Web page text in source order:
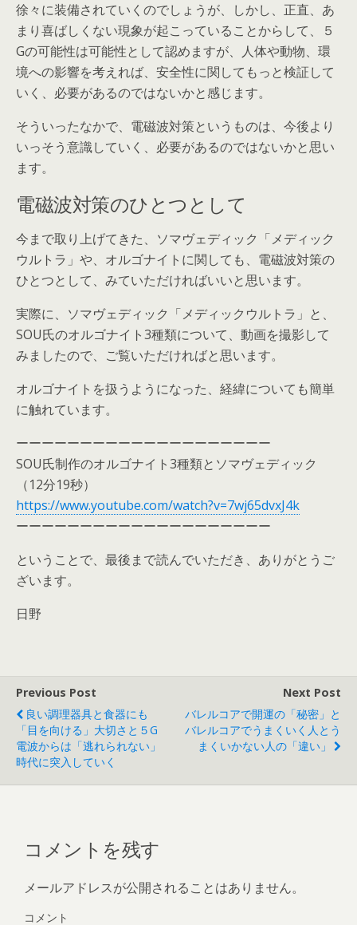
徐々に装備されていくのでしょうが、しかし、正直、あ
まり喜ばしくない現象が起こっていることからして、５
Gの可能性は可能性として認めますが、人体や動物、環
境への影響を考えれば、安全性に関してもっと検証して
いく、必要があるのではないかと感じます。
そういったなかで、電磁波対策というものは、今後より
いっそう意識していく、必要があるのではないかと思い
ます。
電磁波対策のひとつとして
今まで取り上げてきた、ソマヴェディック「メディック
ウルトラ」や、オルゴナイトに関しても、電磁波対策の
ひとつとして、みていただければいいと思います。
実際に、ソマヴェディック「メディックウルトラ」と、
SOU氏のオルゴナイト3種類について、動画を撮影して
みましたので、ご覧いただければと思います。
オルゴナイトを扱うようになった、経緯についても簡単
に触れています。
ーーーーーーーーーーーーーーーーーーーー
SOU氏制作のオルゴナイト3種類とソマヴェディック
（12分19秒）
https://www.youtube.com/watch?v=7wj65dvxJ4k
ーーーーーーーーーーーーーーーーーーーー
ということで、最後まで読んでいただき、ありがとうご
ざいます。
日野
Previous Post
良い調理器具と食器にも
「目を向ける」大切さと５G
電波からは「逃れられない」
時代に突入していく
Next Post
バレルコアで開運の「秘密」と
バレルコアでうまくいく人とう
まくいかない人の「違い」
コメントを残す
メールアドレスが公開されることはありません。
コメント